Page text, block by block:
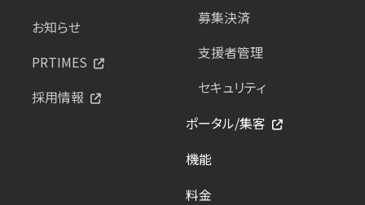
お知らせ
PRTIMES
採用情報
募集決済
支援者管理
セキュリティ
ポータル/集客
機能
料金